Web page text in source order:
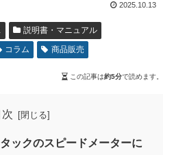
2025.10.13
説明書・マニュアル
コラム 商品販売
この記事は約5分で読めます。
次
ックのスピードメーターに